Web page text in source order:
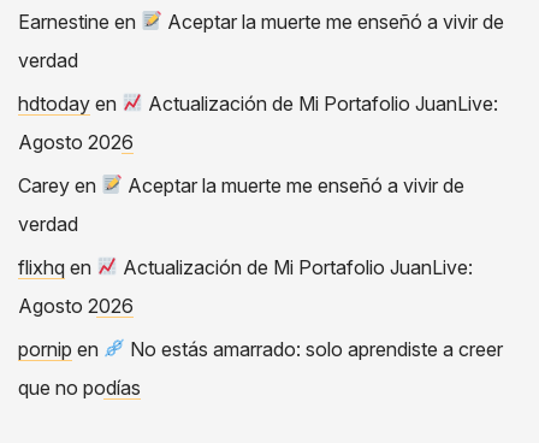
Earnestine en
Aceptar la muerte me enseñó a vivir de
verdad
hdtoday en
Actualización de Mi Portafolio JuanLive:
Agosto 2026
Carey en
Aceptar la muerte me enseñó a vivir de
verdad
flixhq en
Actualización de Mi Portafolio JuanLive:
Agosto 2026
pornip en
No estás amarrado: solo aprendiste a creer
que no podías